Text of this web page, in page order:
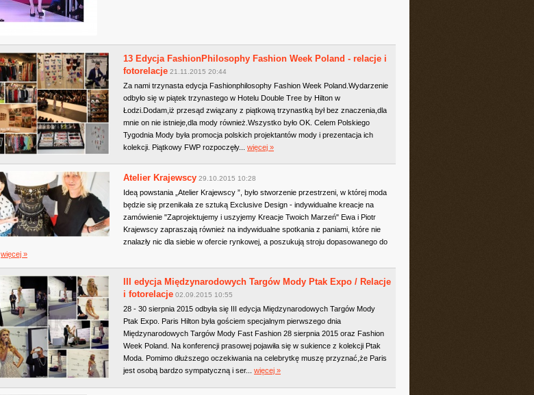
13 Edycja FashionPhilosophy Fashion Week Poland - relacje i
fotorelacje 21.11.2015 20:44
Za nami trzynasta edycja Fashionphilosophy Fashion Week Poland.Wydarzenie
odbyło się w piątek trzynastego w Hotelu Double Tree by Hilton w
Łodzi.Dodam,iż przesąd związany z piątkową trzynastką był bez znaczenia,dla
mnie on nie istnieje,dla mody również.Wszystko było OK. Celem Polskiego
Tygodnia Mody była promocja polskich projektantów mody i prezentacja ich
kolekcji. Piątkowy FWP rozpoczęły... więcej »
Atelier Krajewscy 29.10.2015 10:28
Ideą powstania „Atelier Krajewscy ”, było stworzenie przestrzeni, w której moda
będzie się przenikała ze sztuką Exclusive Design - indywidualne kreacje na
zamówienie "Zaprojektujemy i uszyjemy Kreacje Twoich Marzeń" Ewa i Piotr
Krajewscy zapraszają również na indywidualne spotkania z paniami, które nie
znalazły nic dla siebie w ofercie rynkowej, a poszukują stroju dopasowanego do
więcej »
III edycja Międzynarodowych Targów Mody Ptak Expo / Relacje
i fotorelacje 02.09.2015 10:55
28 - 30 sierpnia 2015 odbyła się III edycja Międzynarodowych Targów Mody
Ptak Expo. Paris Hilton była gościem specjalnym pierwszego dnia
Międzynarodowych Targów Mody Fast Fashion 28 sierpnia 2015 oraz Fashion
Week Poland. Na konferencji prasowej pojawiła się w sukience z kolekcji Ptak
Moda. Pomimo dłuższego oczekiwania na celebrytkę muszę przyznać,że Paris
jest osobą bardzo sympatyczną i ser... więcej »